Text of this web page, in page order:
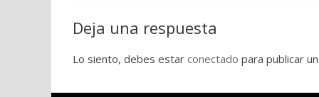
Deja una respuesta
Lo siento, debes estar conectado para publicar